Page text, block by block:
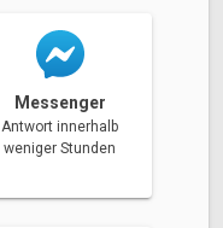
Messenger
Antwort innerhalb
weniger Stunden